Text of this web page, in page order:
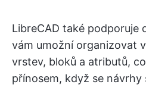
LibreCAD také podporuje
vám umožní organizovat
vrstev, bloků a atributů,
přínosem, když se návrhy